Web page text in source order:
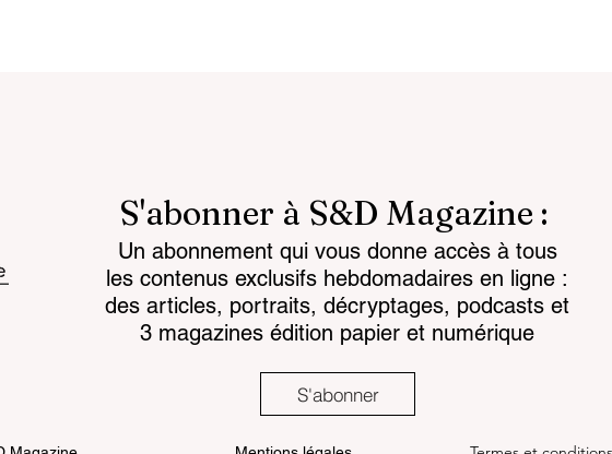
Cognitive battlespace the
CCP's war for the mind
Security of the territories :
newly elected mayorson
the front line
S'abonner à S&D Magazine :
Un abonnement qui vous donne accès à tous
les contenus exclusifs hebdomadaires en ligne :
des articles, portraits, décryptages, podcasts et
3 magazines édition papier et numérique
S'abonner